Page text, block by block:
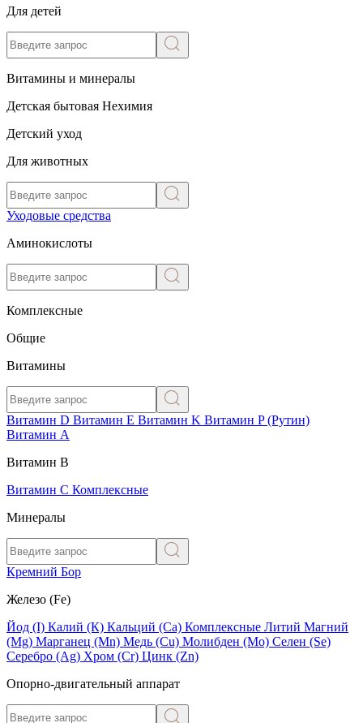
Для детей
Витамины и минералы
Детская бытовая Нехимия
Детский уход
Для животных
Уходовые средства
Аминокислоты
Комплексные
Общие
Витамины
Витамин D Витамин E Витамин K Витамин P (Рутин)
Витамин А
Витамин В
Витамин C Комплексные
Минералы
Кремний Бор
Железо (Fe)
Йод (I) Калий (К) Кальций (Са) Комплексные Литий Магний
(Mg) Марганец (Mn) Медь (Сu) Молибден (Мо) Селен (Se)
Серебро (Ag) Хром (Cr) Цинк (Zn)
Опорно-двигательный аппарат